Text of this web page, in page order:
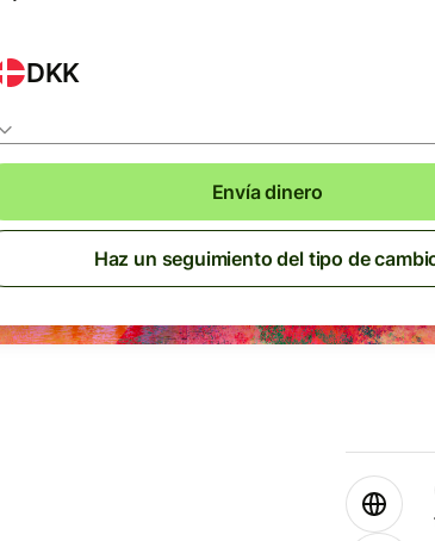
DKK
Envía dinero
Haz un seguimiento del tipo de